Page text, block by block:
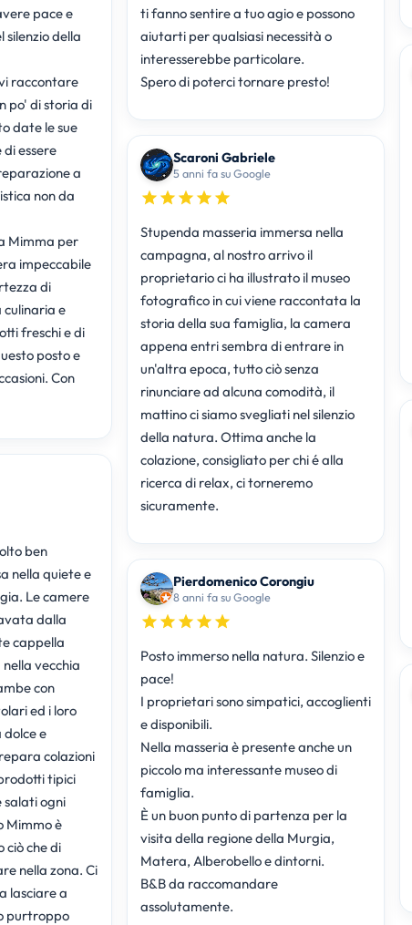
pace e
della
raccontare
po' di storia di
date le sue
essere
a
non da
Mimma per
impeccabile
di
culinaria e
freschi e di
posto e
Con
ben
nella quiete e
Le camere
dalla
cappella
vecchia
con
ed i loro
e
colazioni
tipici
salati ogni
Mimmo è
ciò che di
nella zona. Ci
lasciare a
purtroppo
ti fanno sentire a tuo agio e possono
aiutarti per qualsiasi necessità o
interesserebbe particolare.
Spero di poterci tornare presto!
Scaroni Gabriele
5 anni fa su Google
Stupenda masseria immersa nella
campagna, al nostro arrivo il
proprietario ci ha illustrato il museo
fotografico in cui viene raccontata la
storia della sua famiglia, la camera
appena entri sembra di entrare in
un'altra epoca, tutto ciò senza
rinunciare ad alcuna comodità, il
mattino ci siamo svegliati nel silenzio
della natura. Ottima anche la
colazione, consigliato per chi é alla
ricerca di relax, ci torneremo
sicuramente.
Pierdomenico Corongiu
8 anni fa su Google
Posto immerso nella natura. Silenzio e
pace!
I proprietari sono simpatici, accoglienti
e disponibili.
Nella masseria è presente anche un
piccolo ma interessante museo di
famiglia.
È un buon punto di partenza per la
visita della regione della Murgia,
Matera, Alberobello e dintorni.
B&B da raccomandare
assolutamente.